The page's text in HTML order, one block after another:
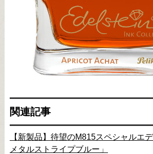
関連記事
【新製品】待望のM815スペシャルエ
メタルストライプブルー」